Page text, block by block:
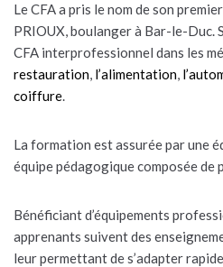
Le CFA a pris le nom de son
PRIOUX, boulanger à Bar-le-Duc.
CFA interprofessionnel dans les
restauration, l’alimentation,
coiffure.
La formation est assurée par une
équipe pédagogique composée de
Bénéficiant d’équipements
apprenants suivent des
leur permettant de s’adapter